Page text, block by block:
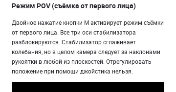
Режим POV (съёмка от первого лица)
Двойное нажатие кнопки M активирует режим съёмки
от первого лица. Все три оси стабилизатора
разблокируются. Стабилизатор сглаживает
колебания, но в целом камера следует за наклонами
рукоятки в любой из плоскостей. Отрегулировать
положение при помощи джойстика нельзя.